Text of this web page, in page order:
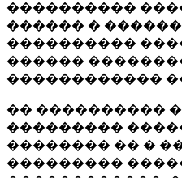
����������
������ �
����������
������
������������
�� ����������
���������
�������� �� �
���������